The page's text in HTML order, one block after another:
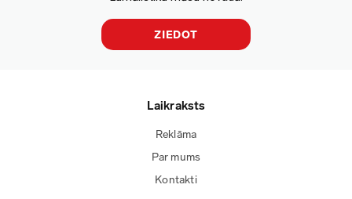
ZIEDOT
Laikraksts
Reklāma
Par mums
Kontakti